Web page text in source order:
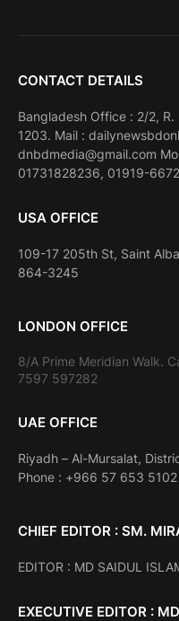
CONTACT DETAILS
Bangladesh Office : 2/2,
1203. Mail :
dnbdmedia@gmail.com
01731828236, 01919-
USA OFFICE
109-17 205th St, Saint
864-3245
LONDON OFFICE
8/A Prime Meridian Walk.
7597 597282
UAE OFFICE
Riyadh – Al-Mursalat,
Phone : +966 57 653 5102
CHIEF EDITOR : SM.
EDITOR : MD SAIDUL
EXECUTIVE EDITOR :